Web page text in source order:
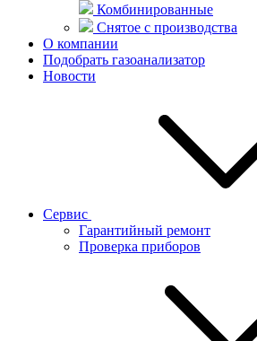
Комбинированные
Снятое с производства
О компании
Подобрать газоанализатор
Новости
Сервис
Гарантийный ремонт
Проверка приборов